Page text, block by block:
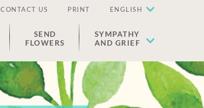
CONTACT US PRINT ENGLISH
SEND
FLOWERS
SYMPATHY
AND GRIEF